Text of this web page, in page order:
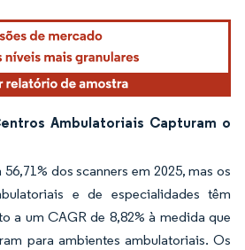
Ambulatoriais Capturam o
dos scanners em 2025, mas os
e de especialidades têm
a um CAGR de 8,82% à medida que
para ambientes ambulatoriais. Os